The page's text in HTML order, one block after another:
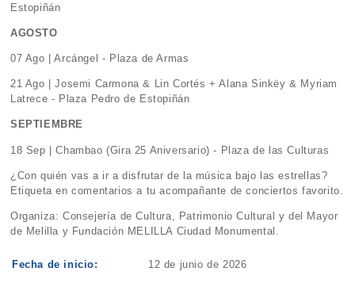
Estopiñán
AGOSTO
07 Ago | Arcángel - Plaza de Armas
21 Ago | Josemi Carmona & Lin Cortés + Alana Sinkëy & Myriam
Latrece - Plaza Pedro de Estopiñán
SEPTIEMBRE
18 Sep | Chambao (Gira 25 Aniversario) - Plaza de las Culturas
¿Con quién vas a ir a disfrutar de la música bajo las estrellas?
Etiqueta en comentarios a tu acompañante de conciertos favorito.
Organiza: Consejería de Cultura, Patrimonio Cultural y del Mayor
de Melilla y Fundación MELILLA Ciudad Monumental.
Fecha de inicio: 12 de junio de 2026